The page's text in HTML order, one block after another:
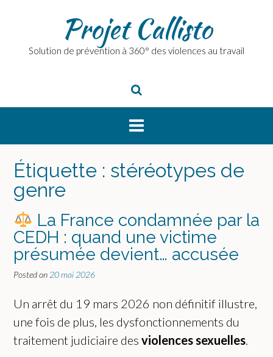
Projet Callisto
Solution de prévention à 360° des violences au travail
Étiquette : stéréotypes de
genre
La France condamnée par la
CEDH : quand une victime
présumée devient… accusée
Posted on 20 mai 2026
Un arrêt du 19 mars 2026 non définitif illustre,
une fois de plus, les dysfonctionnements du
traitement judiciaire des violences sexuelles.